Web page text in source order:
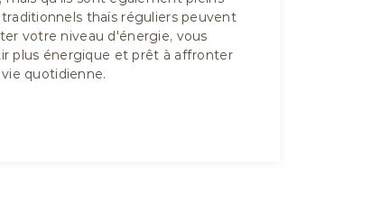
thaïs réguliers peuvent
votre niveau d'énergie, vous
plus énergique et prêt à affronter
quotidienne.